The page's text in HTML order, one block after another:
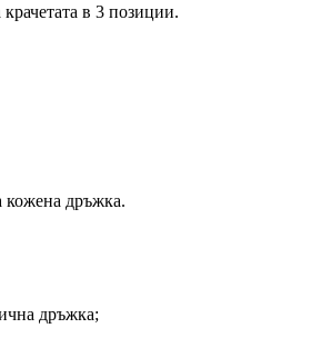
в 3 позиции.
кожена дръжка.
дръжка;